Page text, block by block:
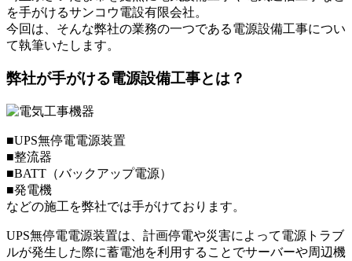
を手がけるサンコウ電設有限会社。
今回は、そんな弊社の業務の一つである電源設備工事につい
て執筆いたします。
弊社が手がける電源設備工事とは？
■UPS無停電電源装置
■整流器
■BATT（バックアップ電源）
■発電機
などの施工を弊社では手がけております。
UPS無停電電源装置は、計画停電や災害によって電源トラブ
ルが発生した際に蓄電池を利用することでサーバーや周辺機